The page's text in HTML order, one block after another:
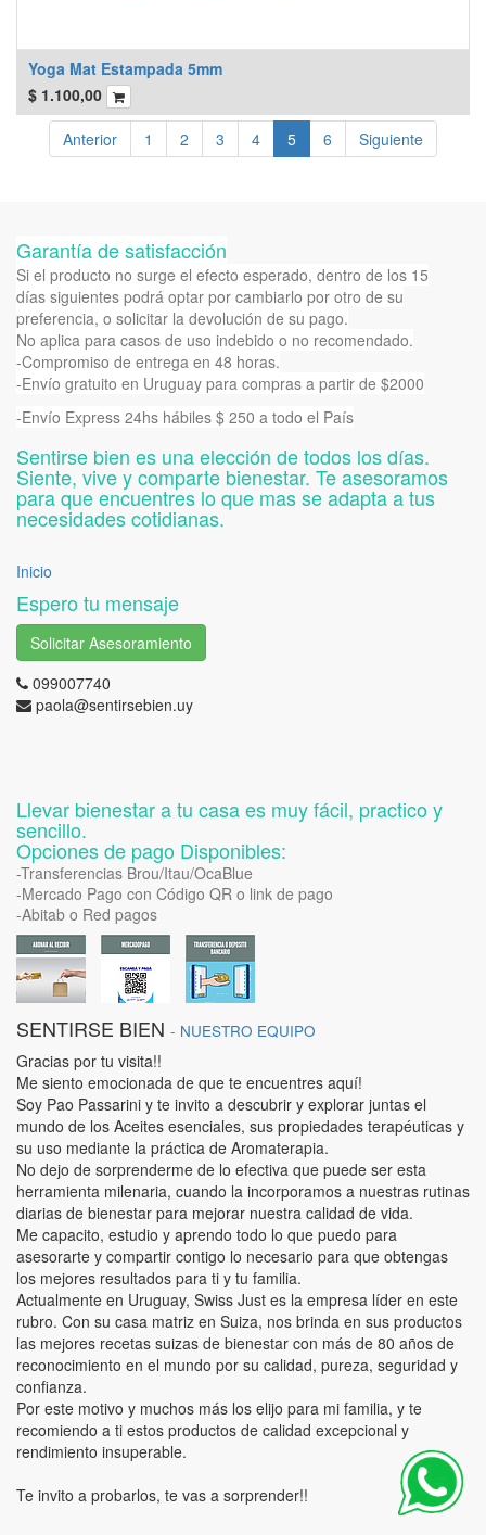
Yoga Mat Estampada 5mm
$ 1.100,00
Anterior 1 2 3 4 5 6 Siguiente
Garantía de satisfacción
Si el producto no surge el efecto esperado, dentro de los 15
días siguientes podrá optar por cambiarlo por otro de su
preferencia, o solicitar la devolución de su pago.
No aplica para casos de uso indebido o no recomendado.
-Compromiso de entrega en 48 horas.
-Envío gratuito en Uruguay para compras a partir de $2000
-Envío Express 24hs hábiles $ 250 a todo el País
Sentirse bien es una elección de todos los días.
Siente, vive y comparte bienestar. Te asesoramos
para que encuentres lo que mas se adapta a tus
necesidades cotidianas.
Inicio
Espero tu mensaje
Solicitar Asesoramiento
099007740
paola@sentirsebien.uy
Llevar bienestar a tu casa es muy fácil, practico y
sencillo.
Opciones de pago Disponibles:
-Transferencias Brou/Itau/OcaBlue
-Mercado Pago con Código QR o link de pago
-Abitab o Red pagos
SENTIRSE BIEN - NUESTRO EQUIPO
Gracias por tu visita!!
Me siento emocionada de que te encuentres aquí!
Soy Pao Passarini y te invito a descubrir y explorar juntas el
mundo de los Aceites esenciales, sus propiedades terapéuticas y
su uso mediante la práctica de Aromaterapia.
No dejo de sorprenderme de lo efectiva que puede ser esta
herramienta milenaria, cuando la incorporamos a nuestras rutinas
diarias de bienestar para mejorar nuestra calidad de vida.
Me capacito, estudio y aprendo todo lo que puedo para
asesorarte y compartir contigo lo necesario para que obtengas
los mejores resultados para ti y tu familia.
Actualmente en Uruguay, Swiss Just es la empresa líder en este
rubro. Con su casa matriz en Suiza, nos brinda en sus productos
las mejores recetas suizas de bienestar con más de 80 años de
reconocimiento en el mundo por su calidad, pureza, seguridad y
confianza.
Por este motivo y muchos más los elijo para mi familia, y te
recomiendo a ti estos productos de calidad excepcional y
rendimiento insuperable.
Te invito a probarlos, te vas a sorprender!!